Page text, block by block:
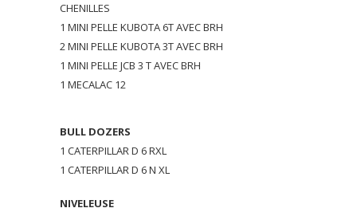
CHENILLES
1 MINI PELLE KUBOTA 6T AVEC BRH
2 MINI PELLE KUBOTA 3T AVEC BRH
1 MINI PELLE JCB 3 T AVEC BRH
1 MECALAC 12
BULL DOZERS
1 CATERPILLAR D 6 RXL
1 CATERPILLAR D 6 N XL
NIVELEUSE